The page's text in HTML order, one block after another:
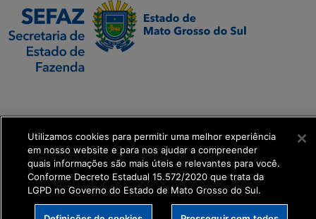
get_footer();
Utilizamos cookies para permitir uma melhor experiência
em nosso website e para nos ajudar a compreender
quais informações são mais úteis e relevantes para você.
Conforme Decreto Estadual 15.572/2020 que trata da
LGPD no Governo do Estado de Mato Grosso do Sul.